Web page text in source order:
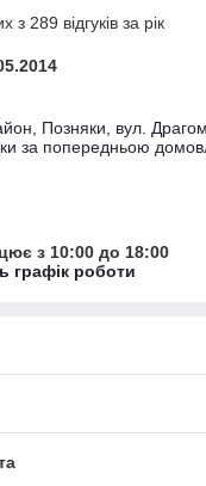
з 289 відгуків за рік
Позняки, вул.
за попередньою
з 10:00 до 18:00
графік роботи